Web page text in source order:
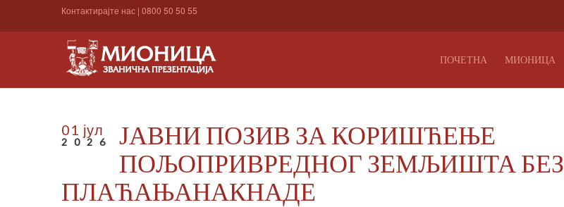
Контактирајте нас | 0800 50 50 55
ПОЧЕТНА МИОНИЦА
01 јул
2026
ЈАВНИ ПОЗИВ ЗА КОРИШЋЕЊЕ
ПОЉОПРИВРЕДНОГ ЗЕМЉИШТА БЕЗ
ПЛАЋАЊАНАКНАДЕ